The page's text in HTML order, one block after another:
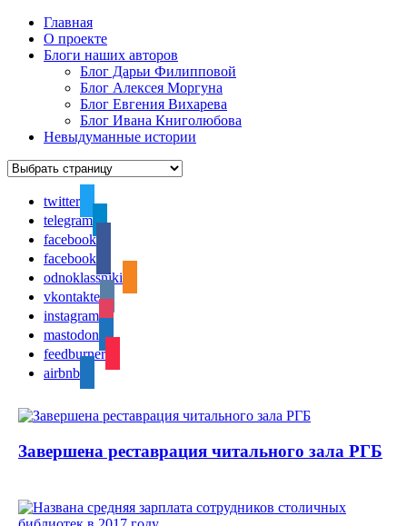
Главная
О проекте
Блоги наших авторов
Блог Дарьи Филипповой
Блог Алексея Моргуна
Блог Евгения Вихарева
Блог Ивана Книголюбова
Невыдуманные истории
twitter
telegram
facebook
facebook
odnoklassniki
vkontakte
instagram
mastodon
feedburner
airbnb
Завершена реставрация читального зала РГБ